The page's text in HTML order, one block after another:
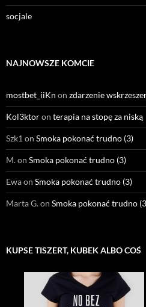
socjale
NAJNOWSZE KOMCIE
mostbet_iiKn on zdarzenie
Kol3ktoron terapia na stopę za niską
Szk1 on Smoka pokonać trudno (3)
M.on Smoka pokonać trudno (3)
Ewaon Smoka pokonać trudno (3)
Marta G.on Smoka pokonać trudno
KUPSE TISZERT, KUBEK ALBO COŚ